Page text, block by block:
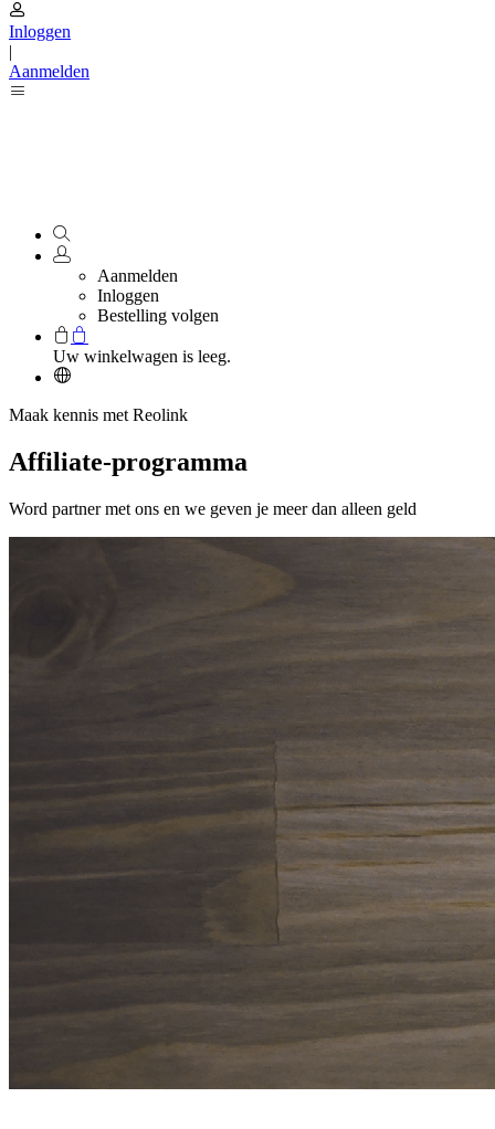
Inloggen
|
Aanmelden
Aanmelden
Inloggen
Bestelling volgen
Uw winkelwagen is leeg.
Maak kennis met Reolink
Affiliate-programma
Word partner met ons en we geven je meer dan alleen geld